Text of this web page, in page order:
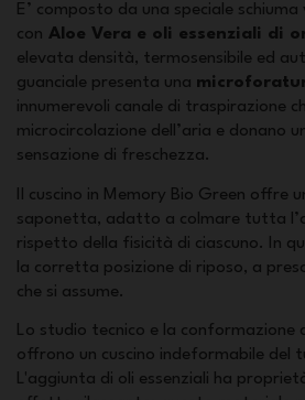
E’ composto da una speciale
con Aloe Vera e oli essenziali di
elevata densità, termosensibile ed
guanciale presenta una
innumerevoli canale di traspirazione
microcircolazione dell’aria e donano
sensazione di freschezza.
Il cuscino in Memory Bio Green offre
saponetta, adatto a colmare tutta
rispetto della fisicità di ciascuno. In
la corretta posizione di riposo, a
che si assume.
Lo studio tecnico e la
offrono un cuscino indeformabile del
L'aggiunta di oli essenziali ha